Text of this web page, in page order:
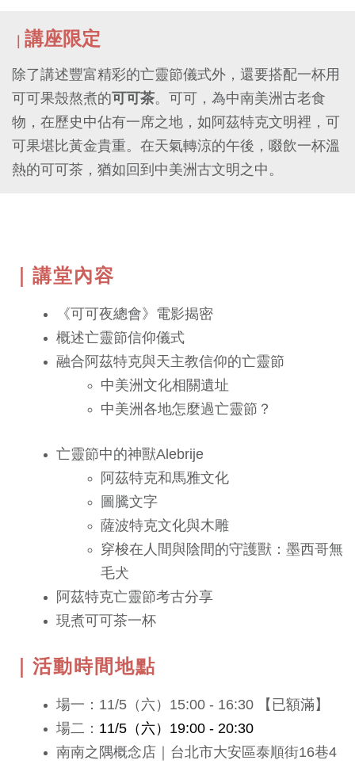
講座限定
除了講述豐富精彩的亡靈節儀式外，還要搭配一杯用
可可果殼熬煮的可可茶。 可可，為中南美洲古老食
物，在歷史中佔有一席之地，如阿茲特克文明裡，可
可果堪比黃金貴重。在天氣轉涼的午後，啜飲一杯溫
熱的可可茶，猶如回到中美洲古文明之中。
｜講堂內容
《可可夜總會》電影揭密
概述亡靈節信仰儀式
融合阿茲特克與天主教信仰的亡靈節
中美洲文化相關遺址
中美洲各地怎麼過亡靈節？
亡靈節中的神獸Alebrije
阿茲特克和馬雅文化
圖騰文字
薩波特克文化與木雕
穿梭在人間與陰間的守護獸：墨西哥無
毛犬
阿茲特克亡靈節考古分享
現煮可可茶一杯
｜活動時間地點
場一：11/5（六）15:00 - 16:30 【已額滿】
場二： 11/5（六）19:00 - 20:30
南南之隅概念店｜台北市大安區泰順街16巷4